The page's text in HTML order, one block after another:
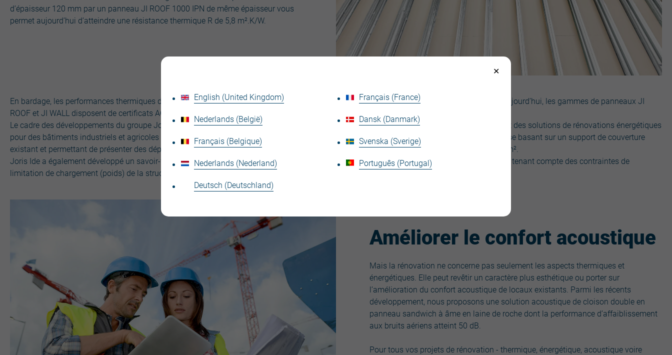
English (United Kingdom)
Nederlands (België)
Français (Belgique)
Nederlands (Nederland)
Deutsch (Deutschland)
Français (France)
Dansk (Danmark)
Svenska (Sverige)
Português (Portugal)
d’épaisseur 120 mm par un panneau JI ROOF 1000 IPN de même épaisseur vous
permet aujourd’hui d’atteindre une résistance thermique R de 5,8 m².K/W.
En bardage, les performances thermiques des panneaux de la gamme Joris Ide ont gagné jusqu’à un peu plus de 12 % sur la même période. Aujourd’hui, les gammes de panneaux JI
ROOF et JI WALL disposent de certificats ACERMI.
Le cadre des développements du groupe Joris Ide ne s’arrête pas aux bâtiments tertiaires ou aux logements. Joris Ide va plus loin en proposant des solutions de rénovations énergétiques
pour des bâtiments industriels et agricoles à travers des solutions JI Fibrosteel® et JI Renosteel® qui sont des exemples parfaits de procédés se basant sur un support de couverture
existant et permettant de présenter des déperditions thermiques limitées (jusqu’à Up = 0,24 W/m².K) pour un surpoids n’excédant pas 11,5 kg/m².
Joris Ide a également développé un savoir-faire d’ingénierie dans la rénovation avec notamment l’étude de solutions ad hoc de sur-couvertures tenant compte des contraintes de
limitation de chargement (poids) de la structure existante.
Améliorer le confort acoustique
Mais la rénovation ne concerne pas seulement les aspects thermiques et
énergétiques. Elle peut revêtir un caractère plus esthétique ou porter sur
l’amélioration du confort acoustique de locaux existants. Parmi les récents
développement, nous proposons une solution acoustique de cloison double en
panneau sandwich à âme en laine de roche dont la performance d’affaiblissement
aux bruits aériens atteint 50 dB.
Pour tous vos projets de rénovation - thermique, énergétique, acoustique voire